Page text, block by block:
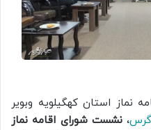
نماز استان کهگیلویه وبویر
، نشست شورای اقامه نماز